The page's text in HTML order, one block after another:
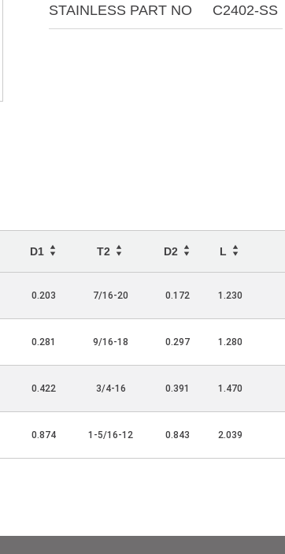
STAINLESS PART NO C2402-SS
D1 T2 D2 L
0.203 7/16-20 0.172 1.230
0.281 9/16-18 0.297 1.280
0.422 3/4-16 0.391 1.470
0.874 1-5/16-12 0.843 2.039